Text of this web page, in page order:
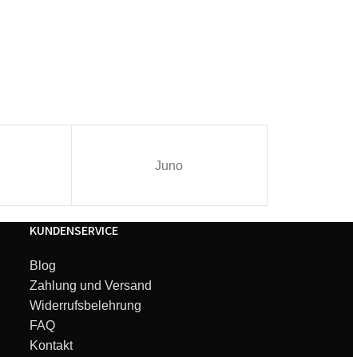
Juno
KUNDENSERVICE
Blog
Zahlung und Versand
Widerrufsbelehrung
FAQ
Kontakt